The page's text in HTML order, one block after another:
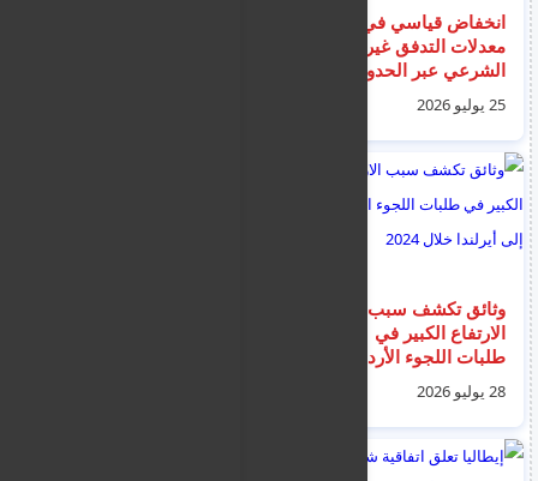
انخفاض قياسي في
معدلات التدفق غير
الشرعي عبر الحدود
25 يوليو 2026
وثائق تكشف سبب
الارتفاع الكبير في
طلبات اللجوء الأردنية
إلى أيرلندا خلال 202428 يوليو 2026